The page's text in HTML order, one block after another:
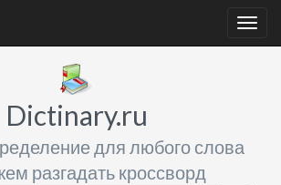
Dictinary.ru
для любого слова
разгадать кроссворд